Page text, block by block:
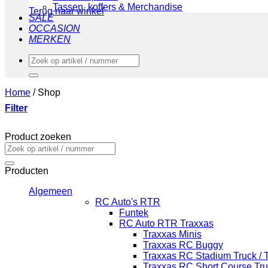
Terug naar winkel
Tassen, koffers & Merchandise
SALE
OCCASION
MERKEN
Zoeken
naar:
Home /Shop
Filter
Product zoeken
Zoeken
naar:
Producten
Algemeen
RC Auto's RTR
Funtek
RC Auto RTR Traxxas
Traxxas Minis
Traxxas RC Buggy
Traxxas RC Stadium Truck /